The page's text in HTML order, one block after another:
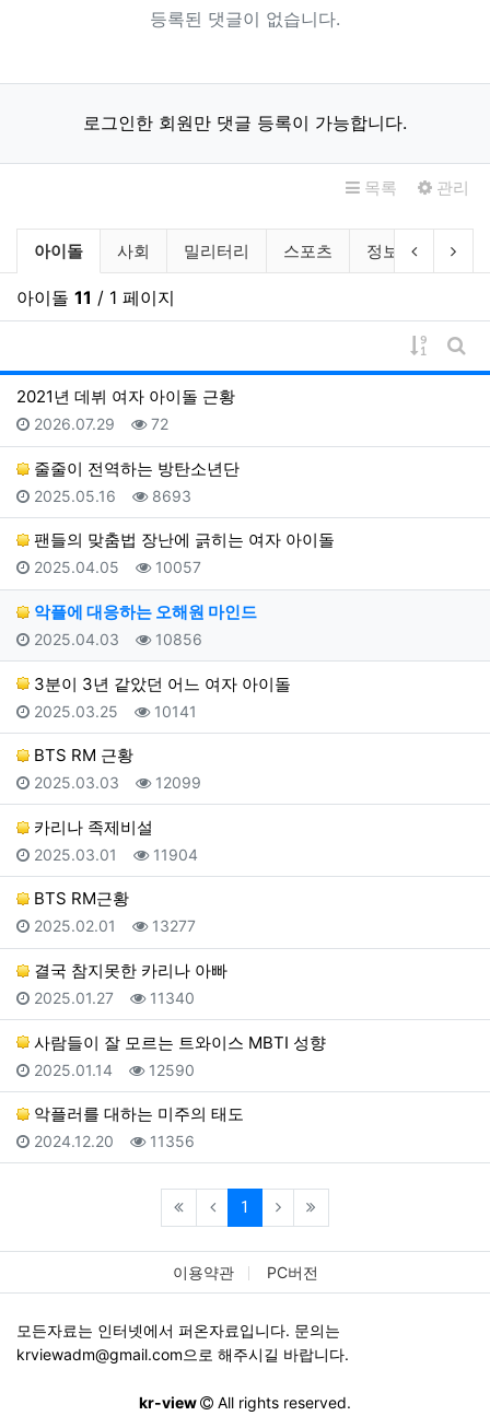
등록된 댓글이 없습니다.
로그인한 회원만 댓글 등록이 가능합니다.
목록 관리
자유게시판 분류 목록
현재 분류
아이돌 사회 밀리터리 스포츠 정보 기타
이전 분류
다
아이돌 11 / 1 페이지
게시물
게
2021년 데뷔 여자 아이돌 근황
등록일
2026.07.29 조회
72
줄줄이 전역하는 방탄소년단
등록일
2025.05.16 조회
8693
팬들의 맞춤법 장난에 긁히는 여자 아이돌
등록일
2025.04.05 조회
10057
악플에 대응하는 오해원 마인드
등록일
2025.04.03 조회
10856
3분이 3년 같았던 어느 여자 아이돌
등록일
2025.03.25 조회
10141
BTS RM 근황
등록일
2025.03.03 조회
12099
카리나 족제비설
등록일
2025.03.01 조회
11904
BTS RM근황
등록일
2025.02.01 조회
13277
결국 참지못한 카리나 아빠
등록일
2025.01.27 조회
11340
사람들이 잘 모르는 트와이스 MBTI 성향
등록일
2025.01.14 조회
12590
악플러를 대하는 미주의 태도
등록일
2024.12.20 조회
11356
1 (current)
이용약관 PC버전
모든자료는 인터넷에서 퍼온자료입니다. 문의는
krviewadm@gmail.com으로 해주시길 바랍니다.
kr-view All rights reserved.